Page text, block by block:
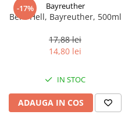
-17% Bayreuther
Bere Hell, Bayreuther, 500ml
17,88 lei
14,80 lei
IN STOC
ADAUGA IN COS